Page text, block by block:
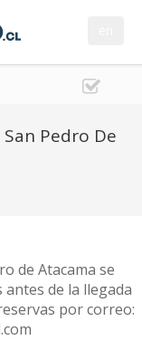
Pedro De
de Atacama se
de la llegada
por correo: